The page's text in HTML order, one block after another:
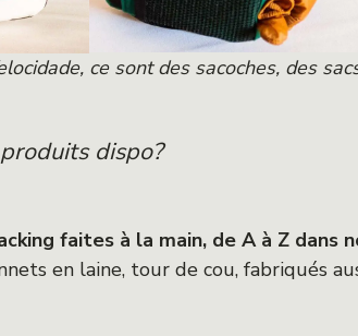
ce sont des sacoches, des
dispo?
faites à la main, de A à Z
en laine, tour de cou, fabriqués